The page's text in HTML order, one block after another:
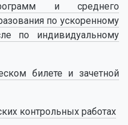
и среднего
по ускоренному
по индивидуальному
билете и зачетной
контрольных работах